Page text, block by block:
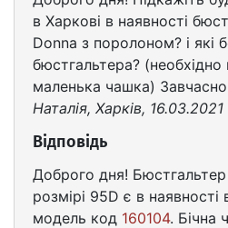
в Харкові в наявності
Donna з поролоном? і які
бюстгальтера? (необхідно
маленька чашка)
Наталія, Харків, 16.03.2021
Відповідь
Доброго дня!
розмірі 95D є в
модель код 160104. Бічна